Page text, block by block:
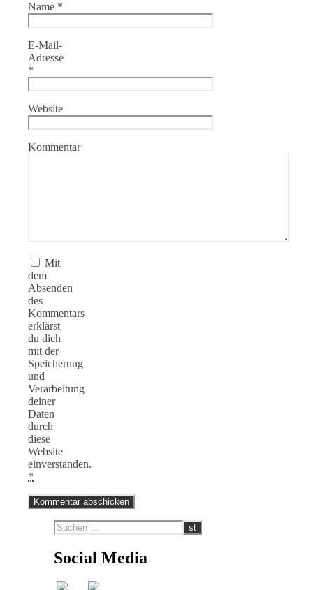
Name *
E-Mail-
Adresse
*
Website
Kommentar
Mit
dem
Absenden
des
Kommentars
erklärst
du dich
mit der
Speicherung
und
Verarbeitung
deiner
Daten
durch
diese
Website
einverstanden.
*
Social Media